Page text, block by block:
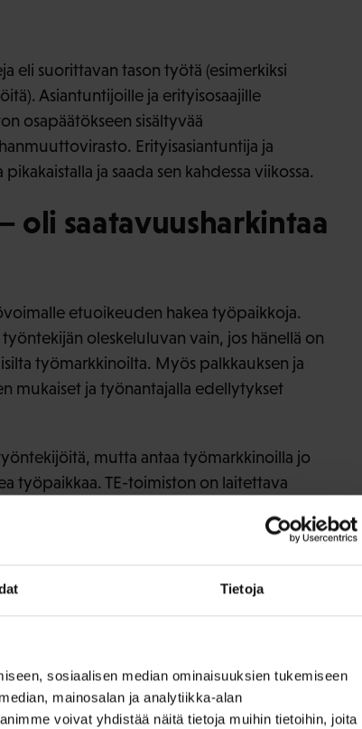
Tietoja
sosiaalisen median ominaisuuksien tukemiseen
mainosalan ja analytiikka-alan
voivat yhdistää näitä tietoja muihin tietoihin, joita
eli suorittavan tason työtä (esimerkiksi
Asiantuntijoille ja erityisosaajille
osapäätökseen sisältyvää
Erityisasiantuntija ja
ja saada sen kahdessa viikossa.
oli saatavuusharkintaa
etuoikeuden hakea työpaikkoja.
oleskeluluvan vain, jos hänellä on
työmarkkinoilta. Myös palkkauksen ja
mukaiset ja työnantajalla edellytykset
mutta antaa työmarkkinoilla jo
työpaikkaa. TE-toimiston on laitettava
ovat eri asioita
tarvitsevat pääsääntöisesti työntekijän
ja sen jälkeen asian lopullinen
erityisosaajille myönnettävä oleskelulupa
vaan oleskeluluvan myöntää